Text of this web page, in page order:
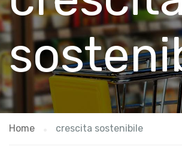
Home crescita sostenibile